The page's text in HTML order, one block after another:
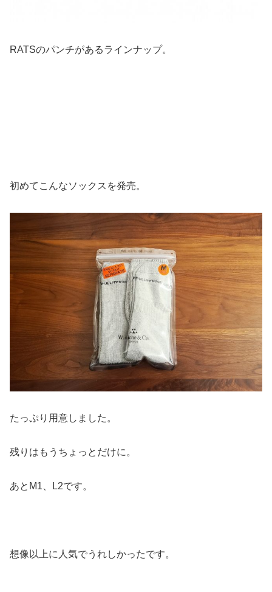
RATSのパンチがあるラインナップ。
初めてこんなソックスを発売。
たっぷり用意しました。
残りはもうちょっとだけに。
あとM1、L2です。
想像以上に人気でうれしかったです。